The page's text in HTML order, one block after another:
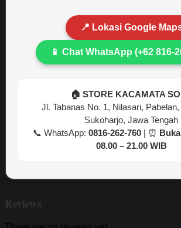
📍 Lokasi Google
📱 Chat WhatsApp (+62 816-
🏠 STORE KACAMATA
Jl. Tabanas No. 1, Nilasari,
Sukoharjo, Jawa Tengah
📞 WhatsApp: 0816-262-760| ⏰
08.00 – 21.00 WIB
Reviews